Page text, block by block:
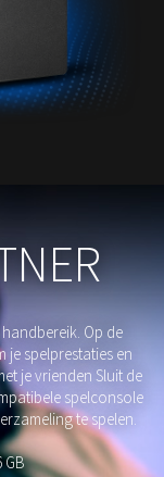
Op de
je spelprestaties en
je vrienden Sluit de
spelconsole
te spelen.
GB